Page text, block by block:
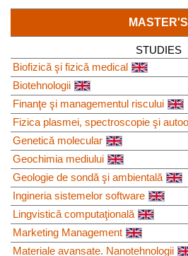
MASTER'S
STUDIES
Biofizică şi fizică medical
Biotehnologii
Finanţe şi managementul riscului
Fizica plasmei, spectroscopie şi
Genetică molecular
Geochimia mediului
Geologie de sondă şi ambientală
Ingineria sistemelor software
Lingvistică computaţională
Marketing Management
Materiale avansate. Nanotehnologii